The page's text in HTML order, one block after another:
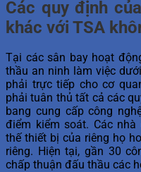
Các quy định
khác với TSA
Tại các sân bay hoạt
thầu an ninh làm việc
phải trực tiếp cho cơ
phải tuân thủ tất cả các
bang cung cấp công
điểm kiểm soát. Các
thế thiết bị của riêng họ
riêng. Hiện tại, gần 30
chấp thuận đấu thầu các